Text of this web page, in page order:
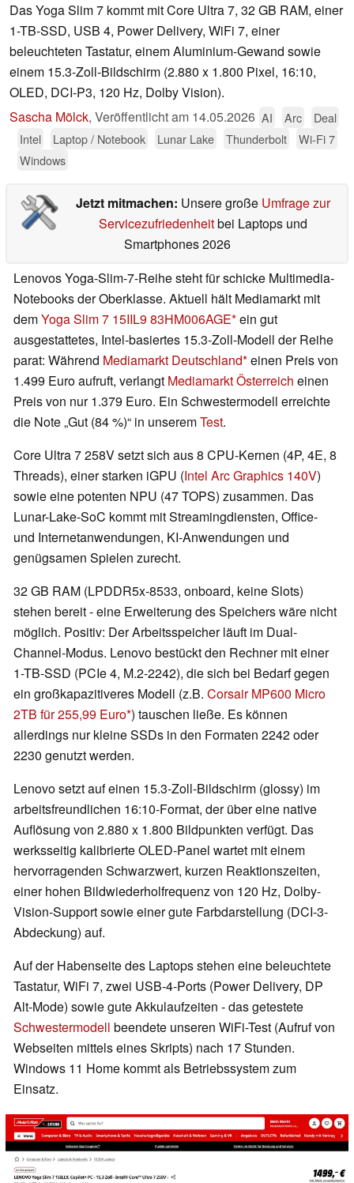
Das Yoga Slim 7 kommt mit Core Ultra 7, 32 GB RAM, einer
1-TB-SSD, USB 4, Power Delivery, WiFi 7, einer
beleuchteten Tastatur, einem Aluminium-Gewand sowie
einem 15.3-Zoll-Bildschirm (2.880 x 1.800 Pixel, 16:10,
OLED, DCI-P3, 120 Hz, Dolby Vision).
Sascha Mölck, Veröffentlicht am 14.05.2026 AI Arc
Deal
Intel
Laptop / Notebook Lunar Lake Thunderbolt
Wi-Fi 7
Windows
Jetzt mitmachen: Unsere große Umfrage zur
Servicezufriedenheitbei Laptops und
Smartphones 2026
Lenovos Yoga-Slim-7-Reihe steht für schicke Multimedia-
Notebooks der Oberklasse. Aktuell hält Mediamarkt mit
demYoga Slim 7 15IIL9 83HM006AGE ein gut
ausgestattetes, Intel-basiertes 15.3-Zoll-Modell der Reihe
parat: Während Mediamarkt Deutschland einen Preis von
1.499 Euro aufruft, verlangt Mediamarkt Österreich einen
Preis von nur 1.379 Euro. Ein Schwestermodell erreichte
die Note „Gut (84 %)“ in unseremTest.
Core Ultra 7 258V setzt sich aus 8 CPU-Kernen (4P, 4E, 8
Threads), einer starken iGPU (Intel Arc Graphics 140V)
sowie eine potenten NPU (47 TOPS) zusammen. Das
Lunar-Lake-SoC kommt mit Streamingdiensten, Office-
und Internetanwendungen, KI-Anwendungen und
genügsamen Spielen zurecht.
32 GB RAM (LPDDR5x-8533, onboard, keine Slots)
stehen bereit - eine Erweiterung des Speichers wäre nicht
möglich. Positiv: Der Arbeitsspeicher läuft im Dual-
Channel-Modus. Lenovo bestückt den Rechner mit einer
1-TB-SSD (PCIe 4, M.2-2242), die sich bei Bedarf gegen
ein großkapazitiveres Modell (z.B. Corsair MP600 Micro
2TB für 255,99 Euro ) tauschen ließe. Es können
allerdings nur kleine SSDs in den Formaten 2242 oder
2230 genutzt werden.
Lenovo setzt auf einen 15.3-Zoll-Bildschirm (glossy) im
arbeitsfreundlichen 16:10-Format, der über eine native
Auflösung von 2.880 x 1.800 Bildpunkten verfügt. Das
werksseitig kalibrierte OLED-Panel wartet mit einem
hervorragenden Schwarzwert, kurzen Reaktionszeiten,
einer hohen Bildwiederholfrequenz von 120 Hz, Dolby-
Vision-Support sowie einer gute Farbdarstellung (DCI-3-
Abdeckung) auf.
Auf der Habenseite des Laptops stehen eine beleuchtete
Tastatur, WiFi 7, zwei USB-4-Ports (Power Delivery, DP
Alt-Mode) sowie gute Akkulaufzeiten - das getestete
Schwestermodell beendete unseren WiFi-Test (Aufruf von
Webseiten mittels eines Skripts) nach 17 Stunden.
Windows 11 Home kommt als Betriebssystem zum
Einsatz.